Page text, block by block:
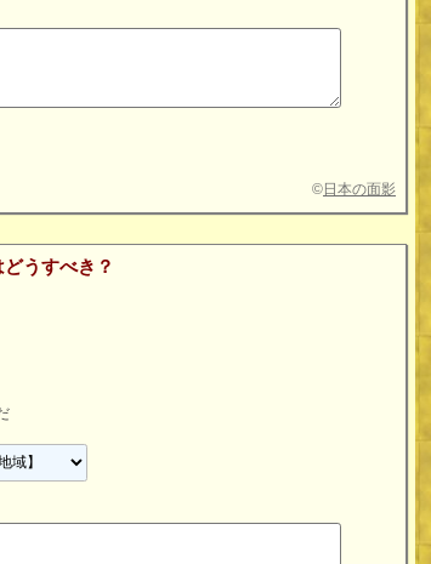
©日本の面影
うすべき？